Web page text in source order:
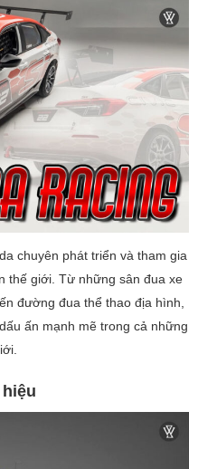
chuyên phát triển và tham gia
thế giới. Từ những sân đua xe
đường đua thể thao địa hình,
ấn mạnh mẽ trong cả những